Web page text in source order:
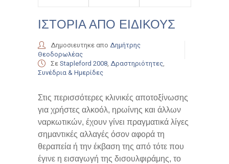
ΙΣΤΟΡΙΑ ΑΠΟ ΕΙΔΙΚΟΥΣ
Δημοσιευτηκε απο Δημήτρης
Θεοδορωλέας
Σε Stapleford 2008, Δραστηριότητες,
Συνέδρια & Ημερίδες
Στις περισσότερες κλινικές αποτοξίνωσης
για χρήστες αλκοόλ, ηρωίνης και άλλων
ναρκωτικών, έχουν γίνει πραγματικά λίγες
σημαντικές αλλαγές όσον αφορά τη
θεραπεία ή την έκβαση της από τότε που
έγινε η εισαγωγή της δισουλφιράμης, το